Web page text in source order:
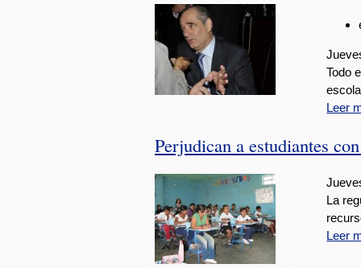
Todo
Leer
Perjudican a estudiantes
La
Leer